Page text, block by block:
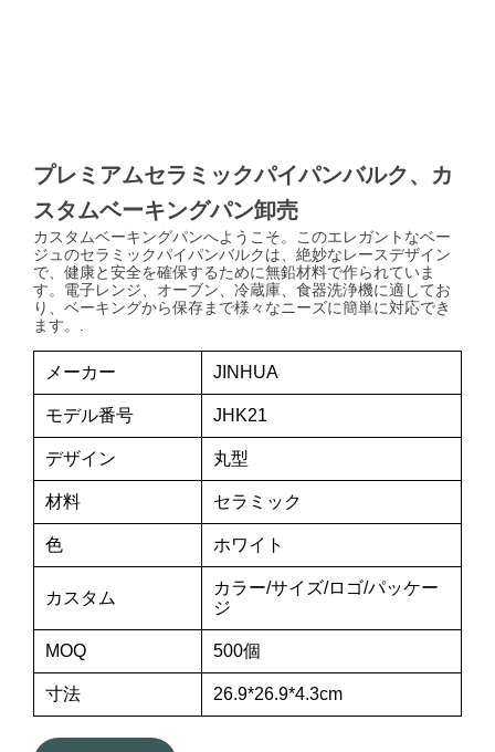
プレミアムセラミックパイパンバルク、カ
スタムベーキングパン卸売
カスタムベーキングパンへようこそ。このエレガントなベー
ジュのセラミックパイパンバルクは、絶妙なレースデザイン
で、健康と安全を確保するために無鉛材料で作られていま
す。電子レンジ、オーブン、冷蔵庫、食器洗浄機に適してお
り、ベーキングから保存まで様々なニーズに簡単に対応でき
ます。.
メーカー JINHUA
モデル番号 JHK21
デザイン 丸型
材料 セラミック
色 ホワイト
カスタム
カラー/サイズ/ロゴ/パッケー
ジ
MOQ 500個
寸法 26.9*26.9*4.3cm